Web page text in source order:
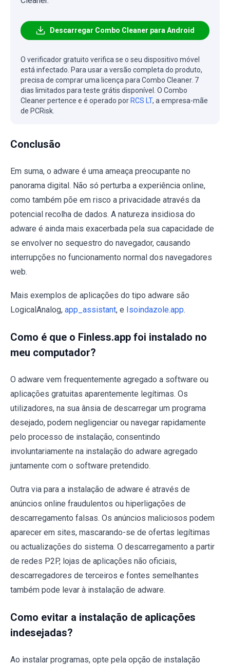
Descarregar Combo Cleaner para Android
O verificador gratuito verifica se o seu dispositivo móvel
está infectado. Para usar a versão completa do produto,
precisa de comprar uma licença para Combo Cleaner. 7
dias limitados para teste grátis disponível. O Combo
Cleaner pertence e é operado por RCS LT, a empresa-mãe
de PCRisk.
Conclusão
Em suma, o adware é uma ameaça preocupante no
panorama digital. Não só perturba a experiência online,
como também põe em risco a privacidade através da
potencial recolha de dados. A natureza insidiosa do
adware é ainda mais exacerbada pela sua capacidade de
se envolver no sequestro do navegador, causando
interrupções no funcionamento normal dos navegadores
web.
Mais exemplos de aplicações do tipo adware são
LogicalAnalog, app_assistant, e Isoindazole.app.
Como é que o Finless.app foi instalado no
meu computador?
O adware vem frequentemente agregado a software ou
aplicações gratuitas aparentemente legítimas. Os
utilizadores, na sua ânsia de descarregar um programa
desejado, podem negligenciar ou navegar rapidamente
pelo processo de instalação, consentindo
involuntariamente na instalação do adware agregado
juntamente com o software pretendido.
Outra via para a instalação de adware é através de
anúncios online fraudulentos ou hiperligações de
descarregamento falsas. Os anúncios maliciosos podem
aparecer em sites, mascarando-se de ofertas legítimas
ou actualizações do sistema. O descarregamento a partir
de redes P2P, lojas de aplicações não oficiais,
descarregadores de terceiros e fontes semelhantes
também pode levar à instalação de adware.
Como evitar a instalação de aplicações
indesejadas?
Ao instalar programas, opte pela opção de instalação